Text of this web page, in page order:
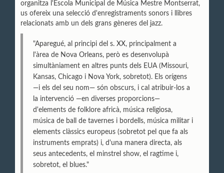
organitza l'Escola Municipal de Música Mestre Montserrat,
us ofereix una selecció d'enregistraments sonors i llibres
relacionats amb un dels grans gèneres del jazz.
"Aparegué, al principi del s. XX, principalment a
l'àrea de Nova Orleans, però es desenvolupà
simultàniament en altres punts dels EUA (Missouri,
Kansas, Chicago i Nova York, sobretot). Els orígens
—i els del seu nom— són obscurs, i cal atribuir-los a
la intervenció —en diverses proporcions—
d'elements de folklore africà, música religiosa,
música de ball de tavernes i bordells, música militar i
elements clàssics europeus (sobretot pel que fa als
instruments emprats) i, d'una manera directa, als
seus antecedents, el minstrel show, el ragtime i,
sobretot, el blues."